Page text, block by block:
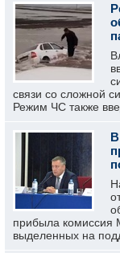
связи со сложной
Режим ЧС также
прибыла комиссия
выделенных на